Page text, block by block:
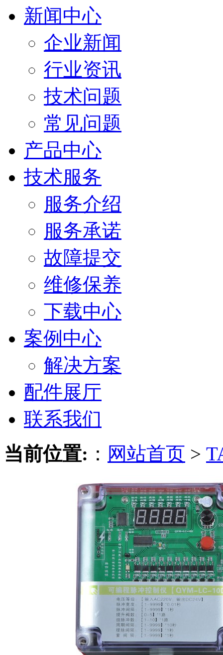
新闻中心
企业新闻
行业资讯
技术问题
常见问题
产品中心
技术服务
服务介绍
服务承诺
故障提交
维修保养
下载中心
案例中心
解决方案
配件展厅
联系我们
当前位置: ： 网站首页 >